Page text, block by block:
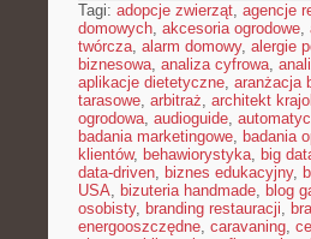
Tagi: adopcje zwierząt, agencje
domowych, akcesoria ogrodowe,
twórcza, alarm domowy, alergie
biznesowa, analiza cyfrowa,
aplikacje dietetyczne, aranżacja
tarasowe, arbitraż, architekt
ogrodowa, audioguide,
badania marketingowe, badania
klientów, behawiorystyka, big
data-driven, biznes edukacyjny,
USA, bizuteria handmade, blog
osobisty, branding restauracji,
energooszczędne, caravaning,